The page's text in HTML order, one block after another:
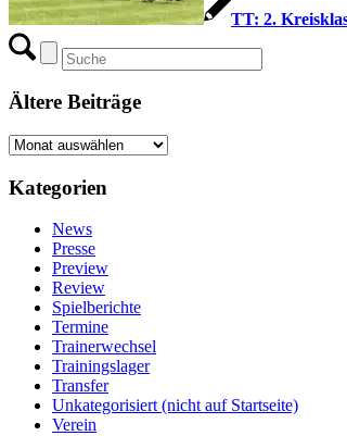
TT: 2.
Ältere Beiträge
Ältere
Kategorien
News
Presse
Preview
Review
Spielberichte
Termine
Trainerwechsel
Trainingslager
Transfer
Unkategorisiert (nicht auf Startseite)
Verein